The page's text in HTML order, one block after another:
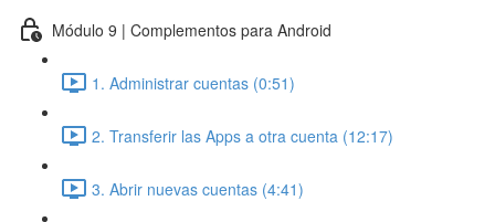
Módulo 9 | Complementos para Android
1. Administrar cuentas (0:51)
2. Transferir las Apps a otra cuenta (12:17)
3. Abrir nuevas cuentas (4:41)